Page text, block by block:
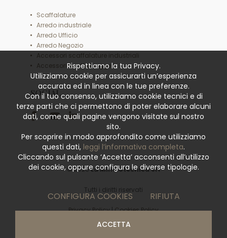
Scaffalature
Arredo industriale
Arredo Ufficio
Arredo Negozio
Accessori scaffalature industriali
Accessori scaffali leggeri
SOCIAL
© 2026La Minciotecnica Srl
Tutti i diritti riservati
Privacy Policy|Cookies Policy
Rispettiamo la tua Privacy.
Utilizziamo cookie per assicurarti un’esperienza
accurata ed in linea con le tue preferenze.
Con il tuo consenso, utilizziamo cookie tecnici e di
terze parti che ci permettono di poter elaborare alcuni
dati, come quali pagine vengono visitate sul nostro
sito.
Per scoprire in modo approfondito come utilizziamo
questi dati, leggi l’informativa completa.
Cliccando sul pulsante ‘Accetta’ acconsenti all’utilizzo
dei cookie, oppure configura le diverse tipologie.
CONFIGURA COOKIES RIFIUTA
ACCETTA